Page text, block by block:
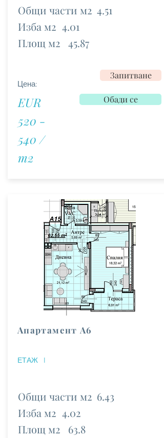
Общи части м2
Изба м2
Площ м2
4.51
4.01
45.87
Цена:
EUR
520 -
540 /
m2
Запитване
Обади се
Апартамент А6
I
ЕТАЖ
Общи части м2
Изба м2
Площ м2
6.43
4.02
63.8